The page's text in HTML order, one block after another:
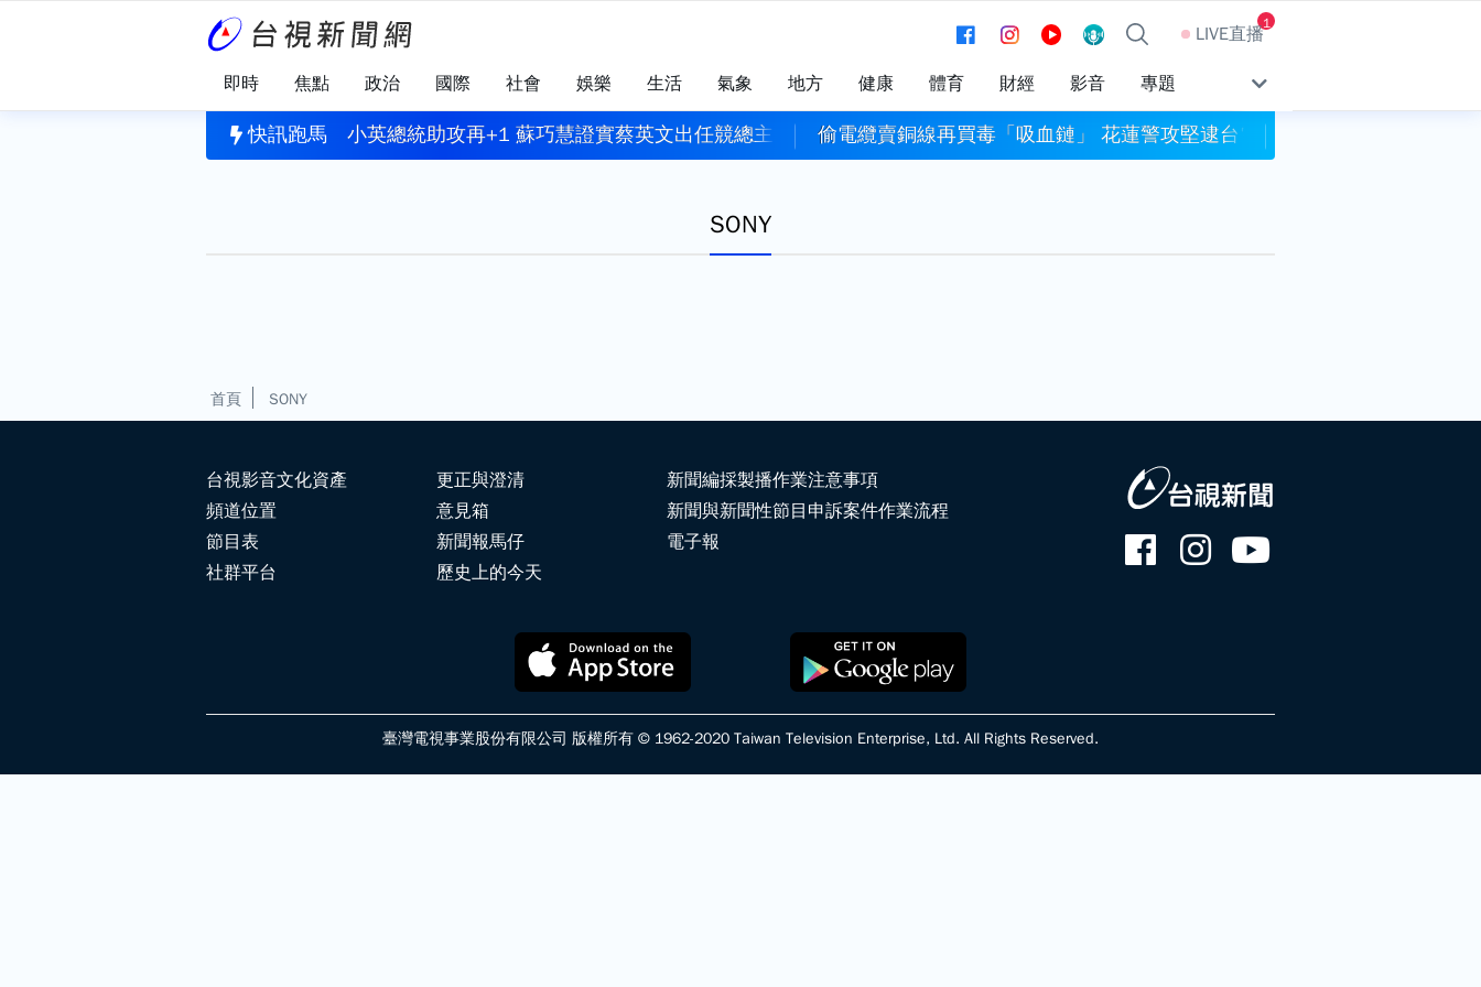
LIVE直播1
即時 焦點 政治 國際 社會 娛樂 生活 氣象 地方 健康 體育 財經 影音 專題
快訊跑馬
鏡萌翻！總統喊成長津貼明年上路：此時不生更待何時小英總統助攻再+1 蘇巧慧證實蔡英文出任競總主委 偷電纜賣銅線再買毒「吸血鏈」 花蓮警攻堅逮台電電纜竊盜集團
SONY
首頁 SONY
台視影音文化資產
頻道位置
節目表
社群平台
更正與澄清
意見箱
新聞報馬仔
歷史上的今天
新聞編採製播作業注意事項
新聞與新聞性節目申訴案件作業流程
電子報
臺灣電視事業股份有限公司 版權所有 © 1962-2020 Taiwan Television Enterprise, Ltd. All Rights Reserved.